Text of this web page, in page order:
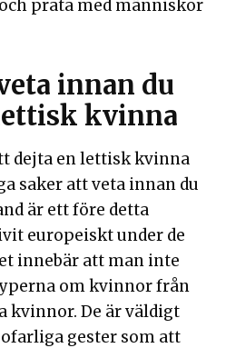
prata med människor
innan du
kvinna
dejta en lettisk kvinna
saker att veta innan du
är ett före detta
europeiskt under de
innebär att man inte
om kvinnor från
kvinnor. De är väldigt
gester som att